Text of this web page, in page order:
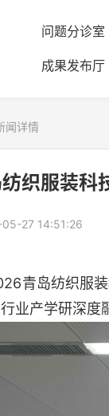
问题分诊室
成果发布厅
闻详情
织服装科
05-27 14:51:26
青岛纺织服
业产学研深度